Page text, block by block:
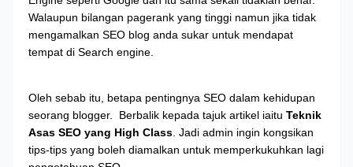
Walaupun bilangan pagerank yang tinggi namun jika tidak
mengamalkan SEO blog anda sukar untuk mendapat
tempat di Search engine.
Oleh sebab itu, betapa pentingnya SEO dalam kehidupan
seorang blogger.
Berbalik kepada tajuk artikel iaitu Teknik
Asas SEO yang High Class . Jadi admin ingin kongsikan
tips-tips yang boleh diamalkan untuk memperkukuhkan lagi